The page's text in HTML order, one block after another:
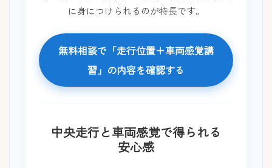
に身につけられるのが特長です。
無料相談で「走行位置＋車両感覚講
習」の内容を確認する
中央走行と車両感覚で得られる
安心感